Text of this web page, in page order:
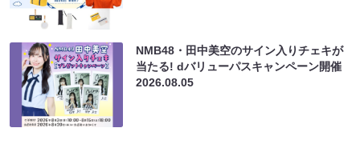
NMB48・田中美空のサイン入りチェキが
当たる! dバリューパスキャンペーン開催
2026.08.05